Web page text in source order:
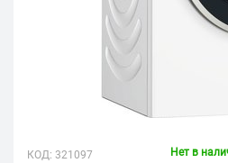
КОД: 321097 Нет в